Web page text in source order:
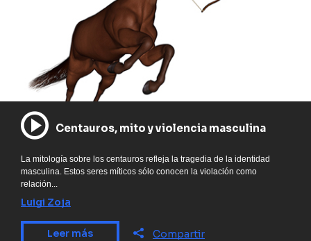
Centauros, mito y violencia masculina
La mitología sobre los centauros refleja la tragedia de la identidad
masculina. Estos seres míticos sólo conocen la violación como
relación...
Luigi Zoja
Leer más Compartir